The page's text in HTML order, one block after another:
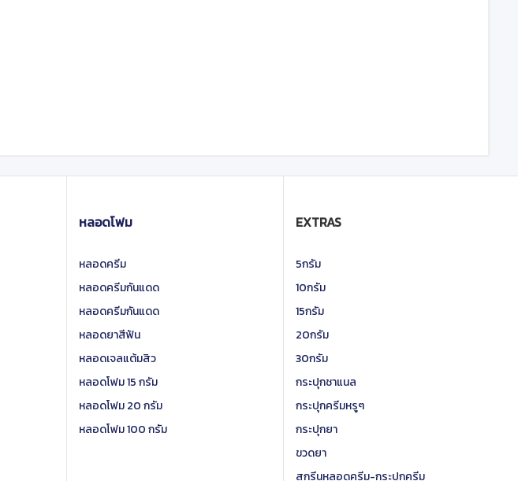
หลอดโฟม
หลอดครีม
หลอดครีมกันแดด
หลอดครีมกันแดด
หลอดยาสีฟัน
หลอดเจลแต้มสิว
หลอดโฟม 15 กรัม
หลอดโฟม 20 กรัม
หลอดโฟม 100 กรัม
EXTRAS
5กรัม
10กรัม
15กรัม
20กรัม
30กรัม
กระปุกชาแนล
กระปุกครีมหรูๆ
กระปุกยา
ขวดยา
สกรีนหลอดครีม-กระปุกครีม